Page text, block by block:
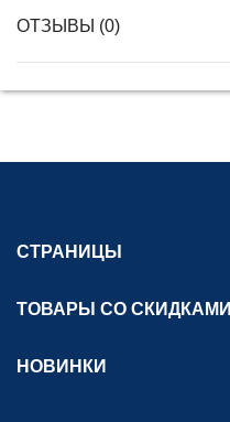
ОТЗЫВЫ (0)
СТРАНИЦЫ
ТОВАРЫ СО СКИДКАМИ
НОВИНКИ